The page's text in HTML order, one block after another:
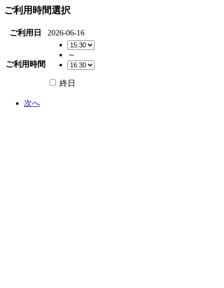
ご利用時間選択
ご利用日 2026-06-16
ご利用時間
～
終日
次へ